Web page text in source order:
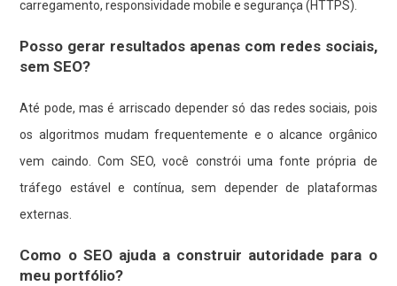
carregamento, responsividade mobile e segurança (HTTPS).
Posso gerar resultados apenas com redes sociais,
sem SEO?
Até pode, mas é arriscado depender só das redes sociais, pois
os algoritmos mudam frequentemente e o alcance orgânico
vem caindo. Com SEO, você constrói uma fonte própria de
tráfego estável e contínua, sem depender de plataformas
externas.
Como o SEO ajuda a construir autoridade para o
meu portfólio?